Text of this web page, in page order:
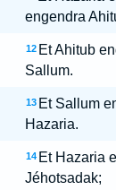
engendra
12 Et Ahitub
Sallum.
13 Et Sallum
Hazaria.
14 Et Hazaria
Jéhotsadak;